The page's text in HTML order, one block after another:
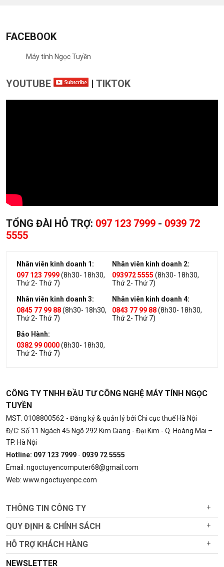
FACEBOOK
Máy tính Ngọc Tuyền
YOUTUBE | TIKTOK
TỔNG ĐÀI HỖ TRỢ: 097 123 7999 - 0939 72
5555
Nhân viên kinh doanh 1:
097 123 7999(8h30- 18h30,
Thứ 2- Thứ 7)
Nhân viên kinh doanh 2:
093972 5555 (8h30- 18h30,
Thứ 2- Thứ 7)
Nhân viên kinh doanh 3:
0845 77 99 88(8h30- 18h30,
Thứ 2- Thứ 7)
Nhân viên kinh doanh 4:
0843 77 99 88(8h30- 18h30,
Thứ 2- Thứ 7)
Bảo Hành:
0382 99 0000(8h30- 18h30,
Thứ 2- Thứ 7)
CÔNG TY TNHH ĐẦU TƯ CÔNG NGHỆ MÁY TÍNH NGỌC
TUYỀN
MST: 0108800562 - Đăng ký & quản lý bởi Chi cục thuế Hà Nội
Đ/C: Số 11 Ngách 45 Ngõ 292 Kim Giang - Đại Kim - Q. Hoàng Mai –
TP. Hà Nội
Hotline: 097 123 7999 - 0939 72 5555
Email: ngoctuyencomputer68@gmail.com
Web: www.ngoctuyenpc.com
THÔNG TIN CÔNG TY +
QUY ĐỊNH & CHÍNH SÁCH +
HỖ TRỢ KHÁCH HÀNG +
NEWSLETTER